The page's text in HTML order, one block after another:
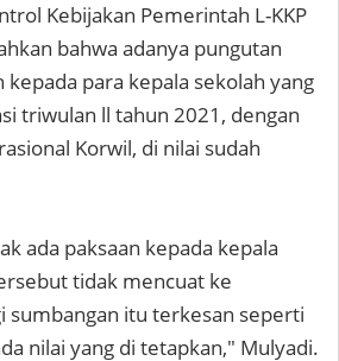
Kebijakan Pemerintah L-KKP
bahwa adanya pungutan
para kepala sekolah yang
triwulan ll tahun 2021, dengan
Korwil, di nilai sudah
ada paksaan kepada kepala
tidak mencuat ke
sumbangan itu terkesan seperti
nilai yang di tetapkan," Mulyadi.